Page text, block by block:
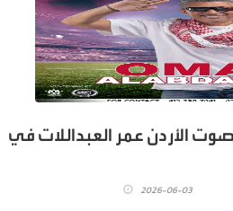
الأردن عمر العبداللات في
2026-06-03